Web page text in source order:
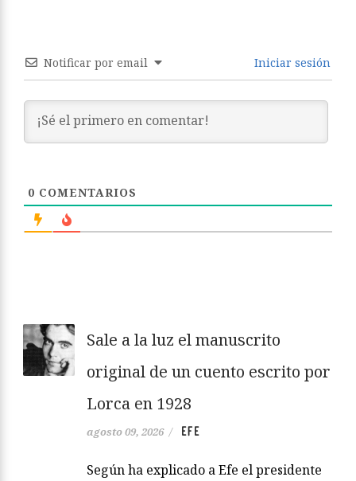
Notificar por email Iniciar sesión
0 COMENTARIOS
Sale a la luz el manuscrito
original de un cuento escrito por
Lorca en 1928
agosto 09, 2026 / EFE
Según ha explicado a Efe el presidente